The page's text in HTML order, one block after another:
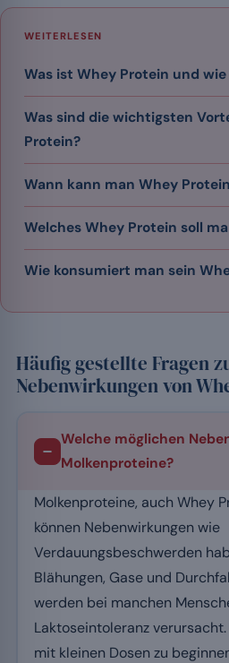
WEITERLESEN
Was ist Whey Protein und
Was sind die wichtigsten
Protein?
Wann kann man Whey
Welches Whey Protein soll
Wie konsumiert man sein
Häufig gestellte Fragen
Nebenwirkungen von
Welche möglichen
Molkenproteine?
Molkenproteine, auch Whey
können Nebenwirkungen wie
Verdauungsbeschwerden
Blähungen, Gase und
werden bei manchen
Laktoseintoleranz
mit kleinen Dosen zu